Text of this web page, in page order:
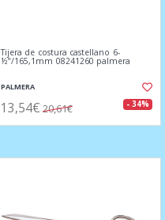
Tijera de costura castellano 6-
½"/165,1mm 08241260 palmera
PALMERA
13,54€ 20,61€ - 34%